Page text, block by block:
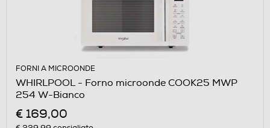
FORNI A MICROONDE
WHIRLPOOL - Forno microonde COOK25 MWP
254 W-Bianco
€ 169,00